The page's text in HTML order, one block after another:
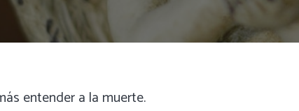
entender a la muerte.